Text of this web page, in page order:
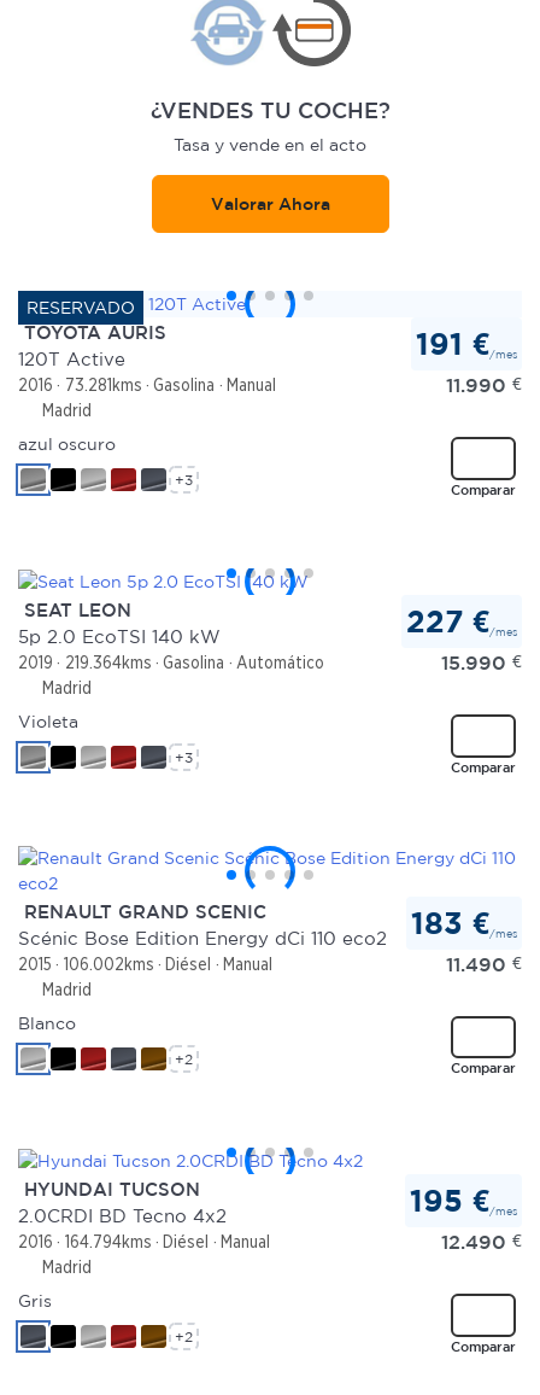
¿VENDES TU COCHE?
Tasa y vende en el acto
Valorar Ahora
TOYOTA AURIS
120T Active
2016 73.281kms Gasolina
Manual
Madrid
191 €/mes
11.990 €
Comparar
azul oscuro
+3
SEAT LEON
5p 2.0 EcoTSI 140 kW
2019 219.364kms Gasolina
Automático
Madrid
227 €/mes
15.990 €
Comparar
Violeta
+3
RENAULT GRAND SCENIC
Scénic Bose Edition Energy dCi 110 eco2
2015 106.002kms Diésel
Manual
Madrid
183 €/mes
11.490 €
Comparar
Blanco
+2
HYUNDAI TUCSON
2.0CRDI BD Tecno 4x2
2016 164.794kms Diésel
Manual
Madrid
195 €/mes
12.490 €
Comparar
Gris
+2